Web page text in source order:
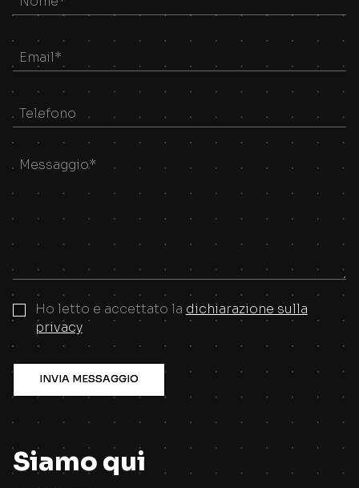
Ho letto e accettato la dichiarazione sulla
privacy
INVIA MESSAGGIO
INVIA MESSAGGIO
Siamo qui